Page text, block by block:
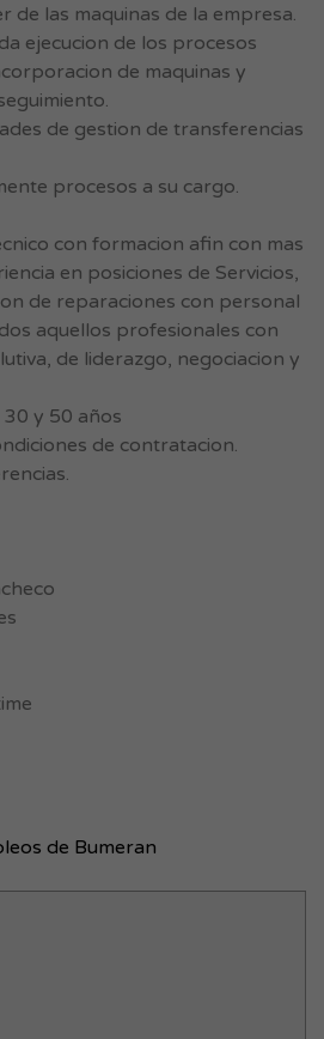
de las maquinas de la empresa.
ejecucion de los procesos
de maquinas y
de gestion de transferencias
procesos a su cargo.
con formacion afin con mas
en posiciones de Servicios,
de reparaciones con personal
aquellos profesionales con
de liderazgo, negociacion y
y 50 años
de contratacion.
de Bumeran